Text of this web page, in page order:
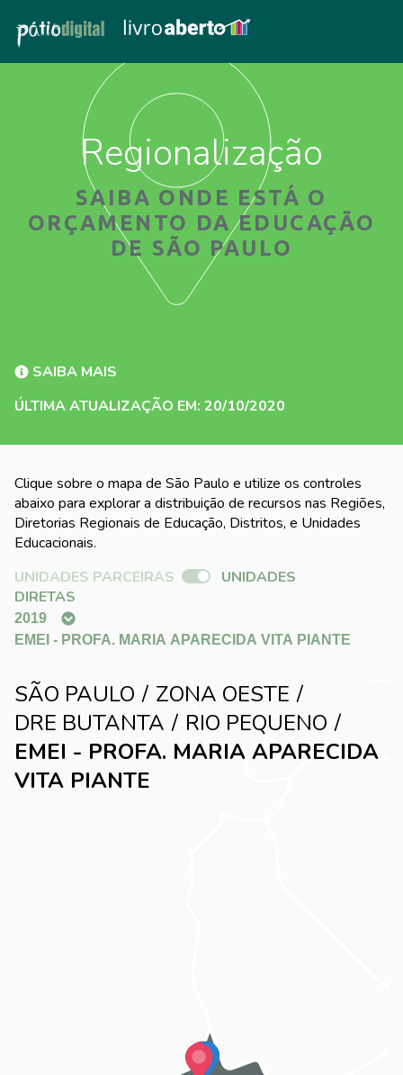
Regionalização
SAIBA ONDE ESTÁ O
ORÇAMENTO DA EDUCAÇÃO
DE SÃO PAULO
SAIBA MAIS
ÚLTIMA ATUALIZAÇÃO EM: 20/10/2020
Clique sobre o mapa de São Paulo e utilize os controles
abaixo para explorar a distribuição de recursos nas Regiões,
Diretorias Regionais de Educação, Distritos, e Unidades
Educacionais.
UNIDADES PARCEIRAS
UNIDADES
DIRETAS
SÃO PAULO
ZONA OESTE
DRE BUTANTA
RIO PEQUENO
EMEI - PROFA. MARIA APARECIDA
VITA PIANTE